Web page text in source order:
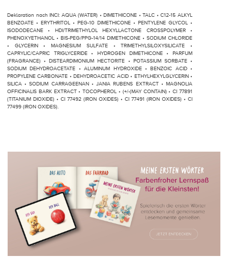
Deklaration nach INCI: AQUA (WATER) • DIMETHICONE • TALC • C12-15 ALKYL
BENZOATE • ERYTHRITOL • PEG-10 DIMETHICONE • PENTYLENE GLYCOL •
ISODODECANE • HDI/TRIMETHYLOL HEXYLLACTONE CROSSPOLYMER •
PHENOXYETHANOL • BIS-PEG/PPG-14/14 DIMETHICONE • SODIUM CHLORIDE
• GLYCERIN • MAGNESIUM SULFATE • TRIMETHYLSILOXYSILICATE •
CAPRYLIC/CAPRIC TRIGLYCERIDE • HYDROGEN DIMETHICONE • PARFUM
(FRAGRANCE) • DISTEARDIMONIUM HECTORITE • POTASSIUM SORBATE •
SODIUM DEHYDROACETATE • ALUMINUM HYDROXIDE • BENZOIC ACID •
PROPYLENE CARBONATE • DEHYDROACETIC ACID • ETHYLHEXYLGLYCERIN •
SILICA • SODIUM CARRAGEENAN • JANIA RUBENS EXTRACT • MAGNOLIA
OFFICINALIS BARK EXTRACT • TOCOPHEROL • (+/-(MAY CONTAIN) • CI 77891
(TITANIUM DIOXIDE) • CI 77492 (IRON OXIDES) • CI 77491 (IRON OXIDES) • CI
77499 (IRON OXIDES).